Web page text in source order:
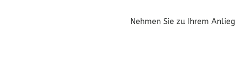
Nehmen Sie zu Ihrem